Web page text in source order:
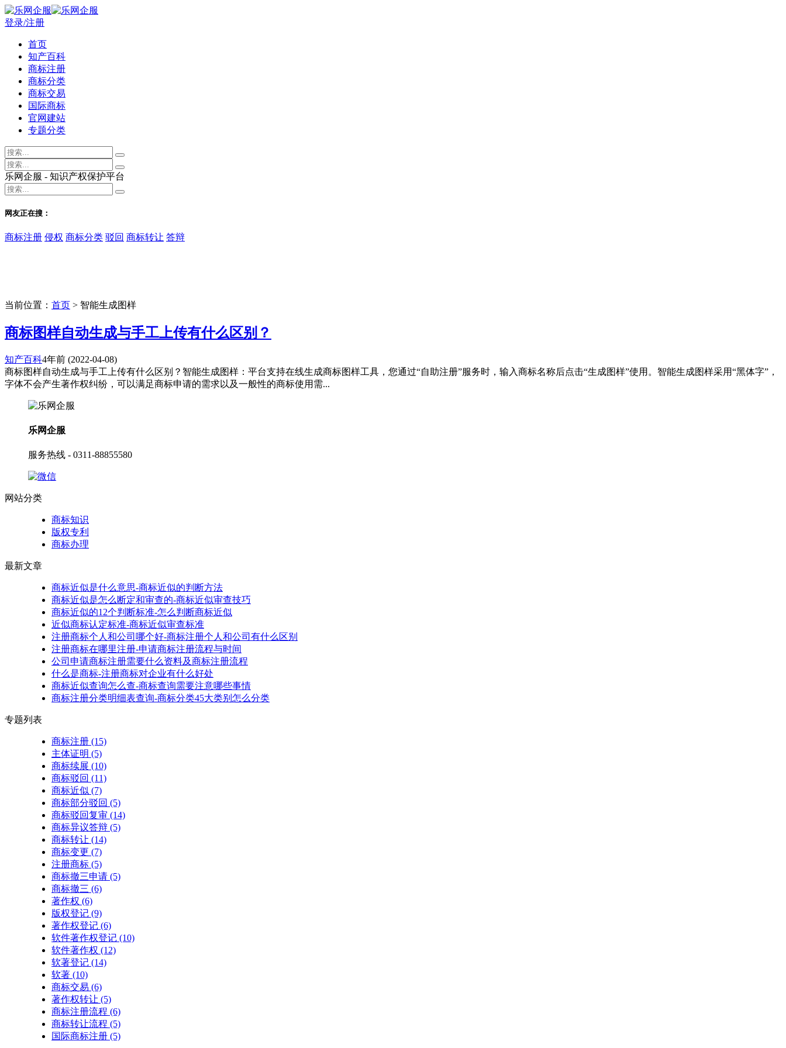
登录/注册
首页
知产百科
商标注册
商标分类
商标交易
国际商标
官网建站
专题分类
乐网企服 - 知识产权保护平台
网友正在搜：
商标注册 侵权 商标分类 驳回 商标转让 答辩
当前位置： 首页 > 智能生成图样
商标图样自动生成与手工上传有什么区别？
知产百科4年前 (2022-04-08)
商标图样自动生成与手工上传有什么区别？智能生成图样：平台支持在线生成商标图样工具，您通过“自助注册”服务时，输入商标名称后点击“生成图样”使用。智能生成图样采用“黑体字”，
字体不会产生著作权纠纷，可以满足商标申请的需求以及一般性的商标使用需...
乐网企服
服务热线 - 0311-88855580
网站分类
商标知识
版权专利
商标办理
最新文章
商标近似是什么意思-商标近似的判断方法
商标近似是怎么断定和审查的-商标近似审查技巧
商标近似的12个判断标准-怎么判断商标近似
近似商标认定标准-商标近似审查标准
注册商标个人和公司哪个好-商标注册个人和公司有什么区别
注册商标在哪里注册-申请商标注册流程与时间
公司申请商标注册需要什么资料及商标注册流程
什么是商标-注册商标对企业有什么好处
商标近似查询怎么查-商标查询需要注意哪些事情
商标注册分类明细表查询-商标分类45大类别怎么分类
专题列表
商标注册 (15)
主体证明 (5)
商标续展 (10)
商标驳回 (11)
商标近似 (7)
商标部分驳回 (5)
商标驳回复审 (14)
商标异议答辩 (5)
商标转让 (14)
商标变更 (7)
注册商标 (5)
商标撤三申请 (5)
商标撤三 (6)
著作权 (6)
版权登记 (9)
著作权登记 (6)
软件著作权登记 (10)
软件著作权 (12)
软著登记 (14)
软著 (10)
商标交易 (6)
著作权转让 (5)
商标注册流程 (6)
商标转让流程 (5)
国际商标注册 (5)